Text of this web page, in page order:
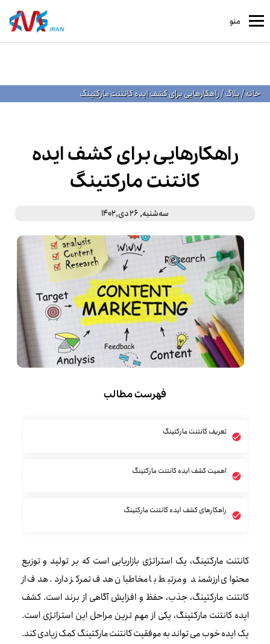
منو
خانه/بلاگ/راهکارهایی برای کشف ایده کانتنت مارکتینگ
راهکارهایی برای کشف ایده
کانتنت مارکتینگ
ﺳﻪشنبه, 26 دی,1402
فهرست مطالب
تعریف کانتنت مارکتینگ
اهمیت کشف ایده کانتنت مارکتینگ
راهکارهای کشف ایده کانتنت مارکتینگ
کانتنت مارکتینگ، یک استراتژی بازاریابی است که بر تولید و توزیع
محتوای ارزشمند و مرتبط با مخاطبان هدف تمرکز دارد. هدف از
کانتنت مارکتینگ، جذب، حفظ و افزایش آگاهی از برند است. کشف
ایده کانتنت مارکتینگ، یکی از مهم ترین مراحل این استراتژی است.
یک ایده خوب می تواند به موفقیت کانتنت مارکتینگ کمک زیادی کند.